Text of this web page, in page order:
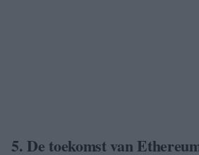
5. De toekomst van